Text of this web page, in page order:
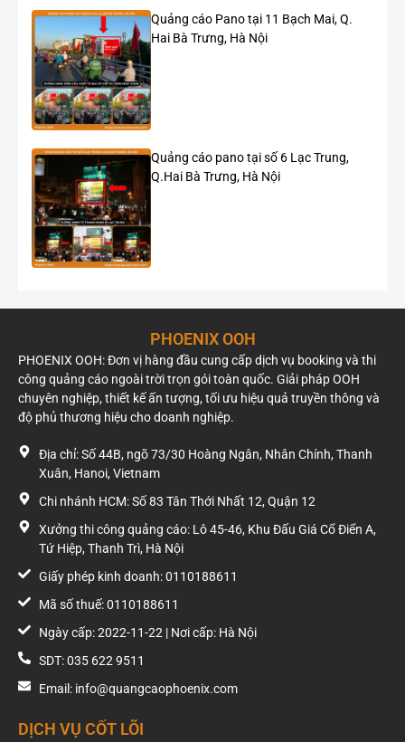
của tòa nhà, quảng cáo không còn là sự làm phiền, mà trở
thành một màn trình diễn nghệ thuật thị giác đẳng cấp.
Thông số kỹ thuật và hệ sinh thái hiển thị tại
Landmark 81
Để triển khai chiến dịch hiệu quả, nhà quản trị cần phân biệt
rõ các loại hình hiển thị dựa trên quy mô tiếp cận. Landmark
81 cung cấp một hệ sinh thái từ “Human-scale” (tầm nhìn
người đi bộ) đến “City-scale” (tầm nhìn toàn thành phố).
Loại
hình
Kích
thước &
Vị trí
LED 3D
• Kích
~200m²
(10.6m
x
18.8m)
• Vị trí:
Mặt tiền
lối vào
TTTM
• Độ phân giải
x 1536px H)
• Thiết kế uốn
tạo hiệu ứng
Anamorphosis
Human-scale
Tác động trực
phương tiện
trên trục
Biên Phủ.
Indoor
thước:
(16m x
2.9m)
• Vị trí:
• Kết hợp 02
Quảng cáo Pano tại 11 Bạch Mai, Q.
Hai Bà Trưng, Hà Nội
Quảng cáo pano tại số 6 Lạc Trung,
Q.Hai Bà Trưng, Hà Nội
PHOENIX OOH
PHOENIX OOH: Đơn vị hàng đầu cung cấp dịch vụ booking và thi
công quảng cáo ngoài trời trọn gói toàn quốc. Giải pháp OOH
chuyên nghiệp, thiết kế ấn tượng, tối ưu hiệu quả truyền thông và
độ phủ thương hiệu cho doanh nghiệp.
Địa chỉ: Số 44B, ngõ 73/30 Hoàng Ngân, Nhân Chính, Thanh
Xuân, Hanoi, Vietnam
Chi nhánh HCM: Số 83 Tân Thới Nhất 12, Quận 12
Xưởng thi công quảng cáo: Lô 45-46, Khu Đấu Giá Cổ Điển A,
Tứ Hiệp, Thanh Trì, Hà Nội
Giấy phép kinh doanh: 0110188611
Mã số thuế: 0110188611
Ngày cấp: 2022-11-22 | Nơi cấp: Hà Nội
SDT: 035 622 9511
Email: info@quangcaophoenix.com
DỊCH VỤ CỐT LÕI